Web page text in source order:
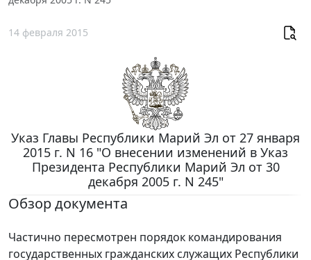
14 февраля 2015
Указ Главы Республики Марий Эл от 27 января
2015 г. N 16 "О внесении изменений в Указ
Президента Республики Марий Эл от 30
декабря 2005 г. N 245"
Обзор документа
Частично пересмотрен порядок командирования
государственных гражданских служащих Республики